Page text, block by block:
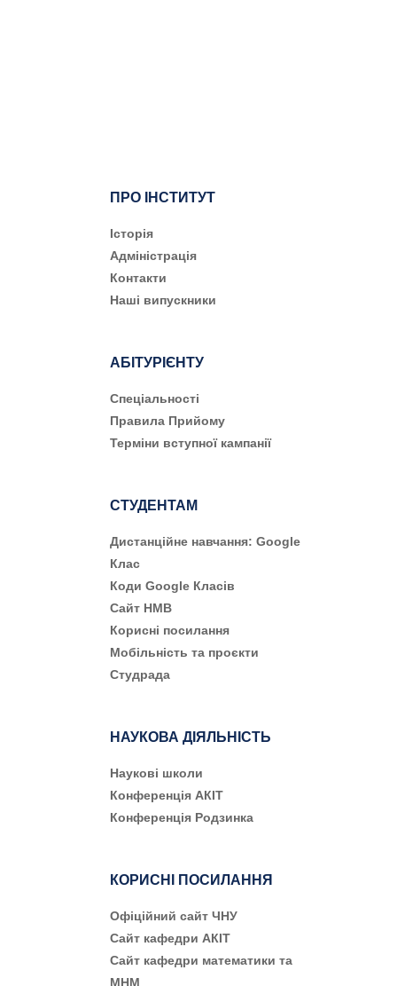
ПРО ІНСТИТУТ
Історія
Адміністрація
Контакти
Наші випускники
АБІТУРІЄНТУ
Cпеціальності
Правила Прийому
Терміни вступної кампанії
СТУДЕНТАМ
Дистанційне навчання: Google
Клас
Коди Google Класів
Сайт НМВ
Корисні посилання
Мобільність та проєкти
Студрада
НАУКОВА ДІЯЛЬНІСТЬ
Наукові школи
Конференція АКІТ
Конференція Родзинка
КОРИСНІ ПОСИЛАННЯ
Офіційний сайт ЧНУ
Сайт кафедри АКІТ
Сайт кафедри математики та
МНМ